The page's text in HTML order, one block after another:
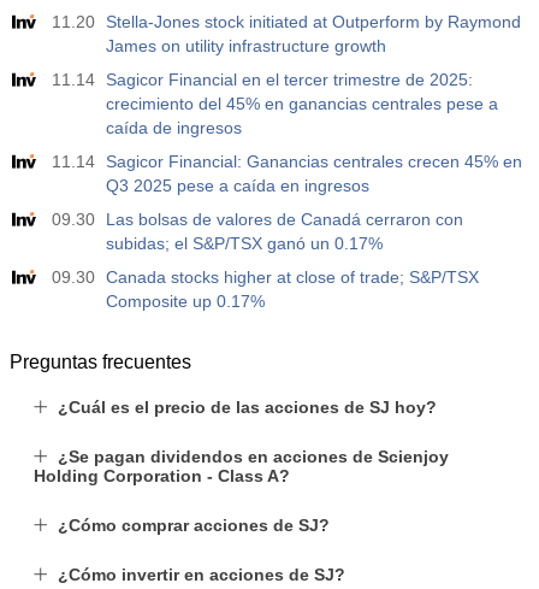
11.20
Stella-Jones stock initiated at Outperform by Raymond
James on utility infrastructure growth
11.14
Sagicor Financial en el tercer trimestre de 2025:
crecimiento del 45% en ganancias centrales pese a
caída de ingresos
11.14
Sagicor Financial: Ganancias centrales crecen 45% en
Q3 2025 pese a caída en ingresos
09.30
Las bolsas de valores de Canadá cerraron con
subidas; el S&P/TSX ganó un 0.17%
09.30 Canada stocks higher at close of trade; S&P/TSX
Composite up 0.17%
Preguntas frecuentes
¿Cuál es el precio de las acciones de SJ hoy?
¿Se pagan dividendos en acciones de Scienjoy
Holding Corporation - Class A?
¿Cómo comprar acciones de SJ?
¿Cómo invertir en acciones de SJ?